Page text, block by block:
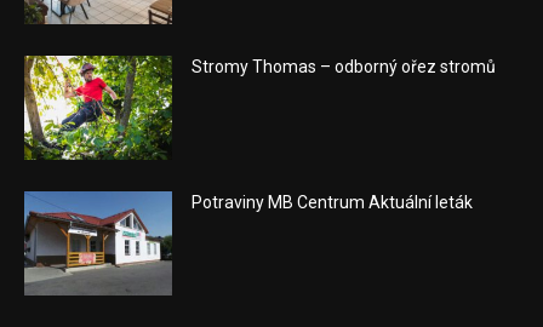
Stromy Thomas – odborný ořez stromů
Potraviny MB Centrum Aktuální leták